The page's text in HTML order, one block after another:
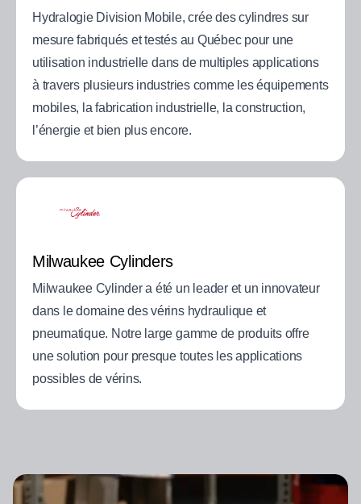
Hydralogie Division Mobile, crée des cylindres sur
mesure fabriqués et testés au Québec pour une
utilisation industrielle dans de multiples applications
à travers plusieurs industries comme les équipements
mobiles, la fabrication industrielle, la construction,
l’énergie et bien plus encore.
Milwaukee Cylinders
Milwaukee Cylinder a été un leader et un innovateur
dans le domaine des vérins hydraulique et
pneumatique. Notre large gamme de produits offre
une solution pour presque toutes les applications
possibles de vérins.